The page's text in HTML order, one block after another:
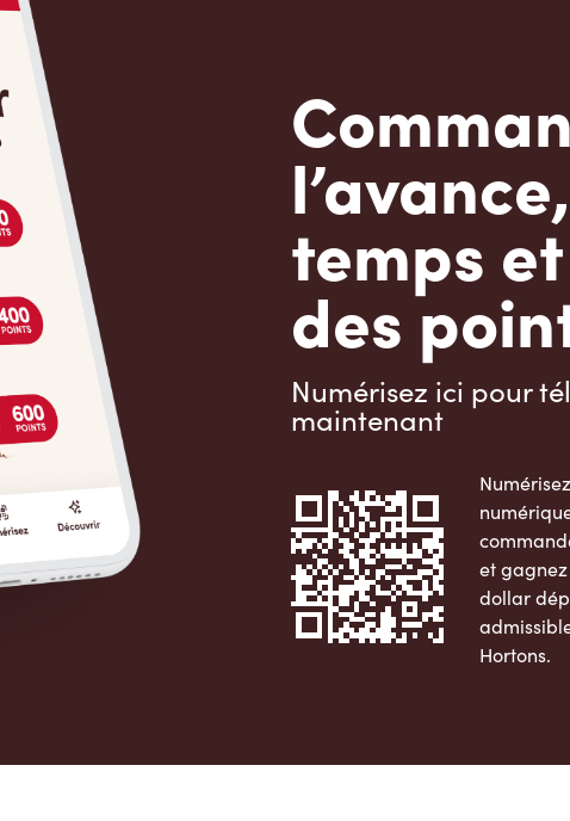
temps
des
Numérisez ici pour
maintenant
et
dollar
Hortons.